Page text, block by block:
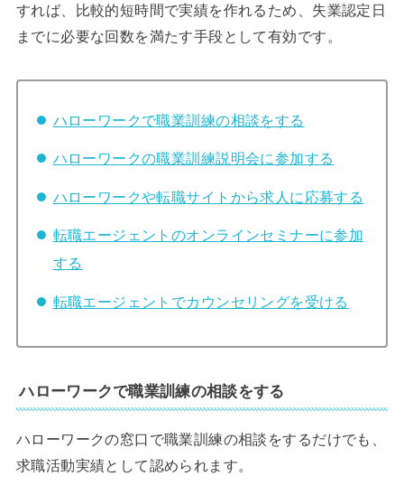
すれば、比較的短時間で実績を作れるため、失業認定日
までに必要な回数を満たす手段として有効です。
ハローワークで職業訓練の相談をする
ハローワークの職業訓練説明会に参加する
ハローワークや転職サイトから求人に応募する
転職エージェントのオンラインセミナーに参加
する
転職エージェントでカウンセリングを受ける
ハローワークで職業訓練の相談をする
ハローワークの窓口で職業訓練の相談をするだけでも、
求職活動実績として認められます。